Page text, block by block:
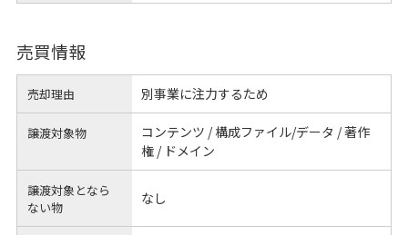
売買情報
売却理由 別事業に注力するため
譲渡対象物
コンテンツ / 構成ファイル/データ / 著作
権 / ドメイン
譲渡対象となら
ない物
なし